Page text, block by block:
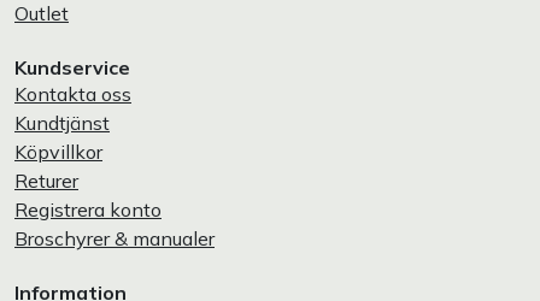
Outlet
Kundservice
Kontakta oss
Kundtjänst
Köpvillkor
Returer
Registrera konto
Broschyrer & manualer
Information